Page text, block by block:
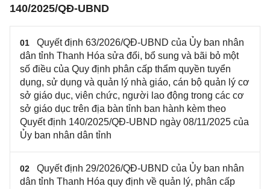
140/2025/QĐ-UBND
01
Quyết định 63/2026/QĐ-UBND của Ủy ban nhân
dân tỉnh Thanh Hóa sửa đổi, bổ sung và bãi bỏ một
số điều của Quy định phân cấp thẩm quyền tuyển
dụng, sử dụng và quản lý nhà giáo, cán bộ quản lý cơ
sở giáo dục, viên chức, người lao động trong các cơ
sở giáo dục trên địa bàn tỉnh ban hành kèm theo
Quyết định 140/2025/QĐ-UBND ngày 08/11/2025 của
Ủy ban nhân dân tỉnh
02
Quyết định 29/2026/QĐ-UBND của Ủy ban nhân
dân tỉnh Thanh Hóa quy định về quản lý, phân cấp